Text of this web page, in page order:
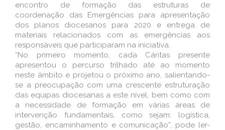
encontro de formação das estruturas de
coordenação das Emergências para apresentação
dos planos diocesanos para 2020 e entrega de
materiais relacionados com as emergências aos
responsáveis que participaram na iniciativa.
“No primeiro momento, cada Cáritas presente
apresentou o percurso trilhado até ao momento
neste âmbito e projetou o próximo ano, salientando-
se a preocupação com uma crescente estruturação
das equipas diocesanas a este nível, bem como com
a necessidade de formação em várias áreas de
intervenção fundamentais, como sejam: logística,
gestão, encaminhamento e comunicação”, pode ler-